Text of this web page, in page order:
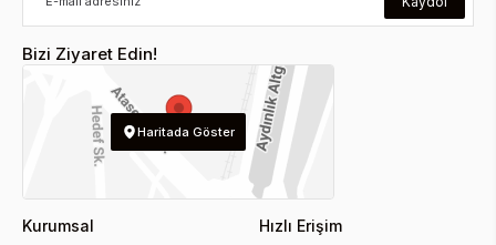
Bizi Ziyaret Edin!
Haritada Göster
Kurumsal Hızlı Erişim